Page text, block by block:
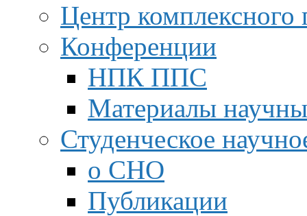
Центр
Конференции
НПК ППС
Материалы
Студенческое
о СНО
Публикации